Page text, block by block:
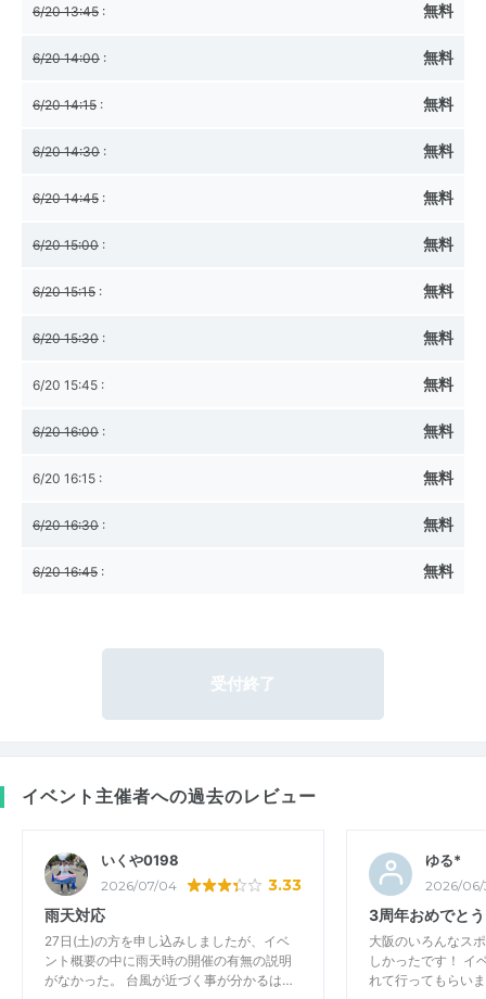
6/20 13:45 : 無料
6/20 14:00 : 無料
6/20 14:15 : 無料
6/20 14:30 : 無料
6/20 14:45 : 無料
6/20 15:00 : 無料
6/20 15:15 : 無料
6/20 15:30 : 無料
6/20 15:45 : 無料
6/20 16:00 : 無料
6/20 16:15 : 無料
6/20 16:30 : 無料
6/20 16:45 : 無料
受付終了
イベント主催者への過去のレビュー
いくや0198
2026/07/04 3.33
雨天対応
27日(土)の方を申し込みしましたが、イベ
ント概要の中に雨天時の開催の有無の説明
がなかった。 台風が近づく事が分かるは…
ゆる*
2026/
3周年おめでと
大阪のいろんなス
しかったです！ イ
れて行ってもらい